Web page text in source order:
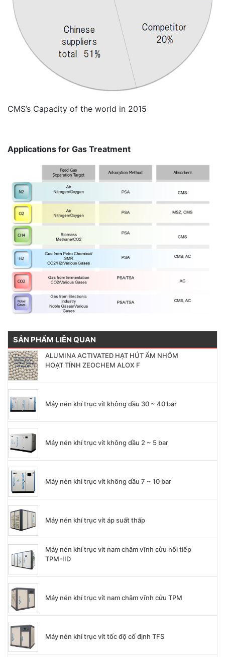
CMS’s Capacity of the world in 2015
Applications for Gas Treatment
SẢN PHẨM LIÊN QUAN
ALUMINA ACTIVATED HẠT HÚT ẨM NHÔM
HOẠT TÍNH ZEOCHEM ALOX F
Máy nén khí trục vít không dầu 30 ~ 40 bar
Máy nén khí trục vít không dầu 2 ~ 5 bar
Máy nén khí trục vít không dầu 7 ~ 10 bar
Máy nén khí trục vít áp suất thấp
Máy nén khí trục vít nam châm vĩnh cửu nối tiếp
TPM-IID
Máy nén khí trục vít nam châm vĩnh cửu TPM
Máy nén khí trục vít tốc độ cố định TFS